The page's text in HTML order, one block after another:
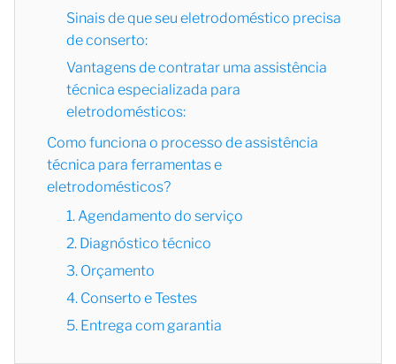
Sinais de que seu eletrodoméstico precisa
de conserto:
Vantagens de contratar uma assistência
técnica especializada para
eletrodomésticos:
Como funciona o processo de assistência
técnica para ferramentas e
eletrodomésticos?
1. Agendamento do serviço
2. Diagnóstico técnico
3. Orçamento
4. Conserto e Testes
5. Entrega com garantia